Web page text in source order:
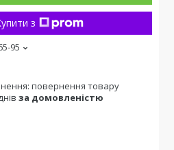
з
95
повернення товару
за домовленістю